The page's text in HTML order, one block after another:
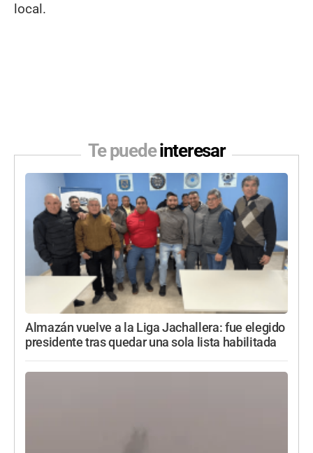
local.
Te puedeinteresar
Almazán vuelve a la Liga Jachallera: fue elegido
presidente tras quedar una sola lista habilitada